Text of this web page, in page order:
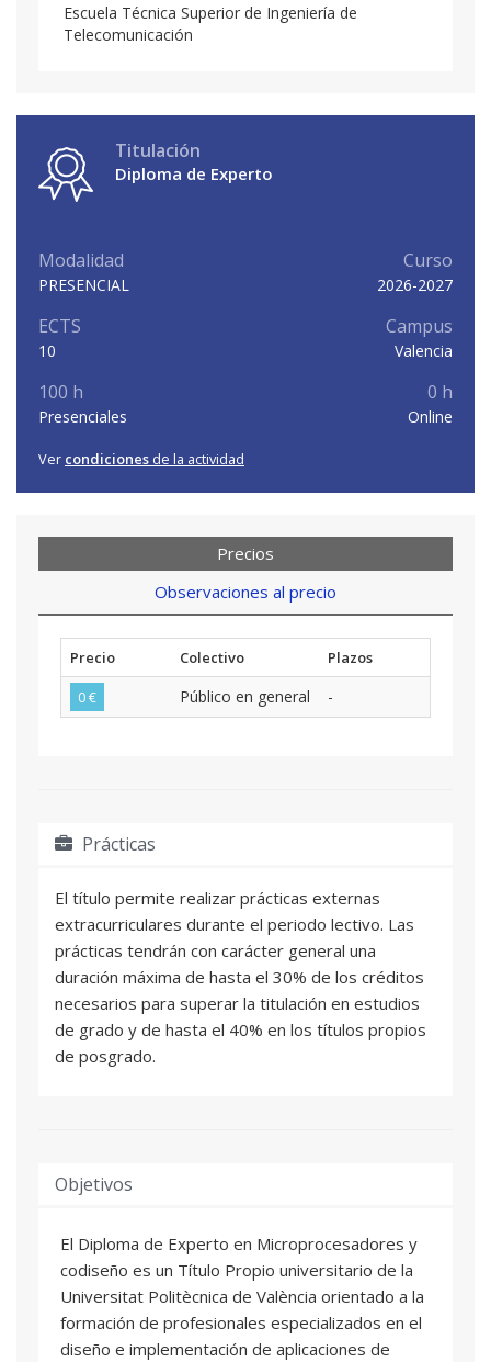
Escuela Técnica Superior de Ingeniería de
Telecomunicación
Titulación
Diploma de Experto
Modalidad
PRESENCIAL
Curso
2026-2027
ECTS
10
Campus
Valencia
100 h
Presenciales
0 h
Online
Ver condiciones de la actividad
Precios
Observaciones al precio
Precio Colectivo
Plazos
0 €
Público en general -
Prácticas
El título permite realizar prácticas externas
extracurriculares durante el periodo lectivo. Las
prácticas tendrán con carácter general una
duración máxima de hasta el 30% de los créditos
necesarios para superar la titulación en estudios
de grado y de hasta el 40% en los títulos propios
de posgrado.
Objetivos
El Diploma de Experto en Microprocesadores y
codiseño es un Título Propio universitario de la
Universitat Politècnica de València orientado a la
formación de profesionales especializados en el
diseño e implementación de aplicaciones de